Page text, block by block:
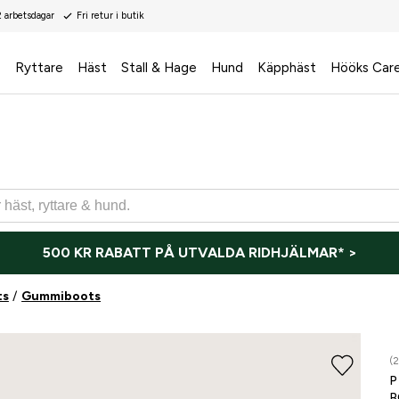
Fri retur i butik
Ryttare Häst Stall & Hage Hund Käpphäst Hööks
500 KR RABATT PÅ UTVALDA RIDHJÄLMAR* >
Gummiboots